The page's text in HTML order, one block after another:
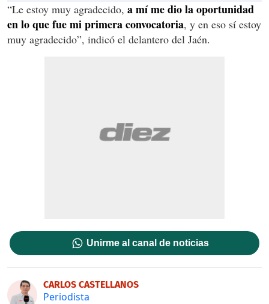
“Le estoy muy agradecido, a mí me dio la oportunidad
en lo que fue mi primera convocatoria, y en eso sí estoy
muy agradecido”, indicó el delantero del Jaén.
Unirme al canal de noticias
CARLOS CASTELLANOS
Periodista